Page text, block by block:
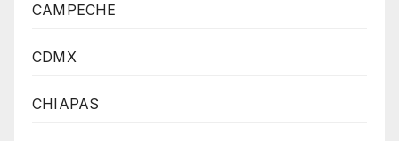
CAMPECHE
CDMX
CHIAPAS